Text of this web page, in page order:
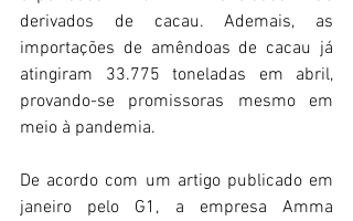
derivados de cacau. Ademais, as
importações de amêndoas de cacau já
atingiram 33.775 toneladas em abril,
provando-se promissoras mesmo em
meio à pandemia.
De acordo com um artigo publicado em
janeiro pelo G1, a empresa Amma